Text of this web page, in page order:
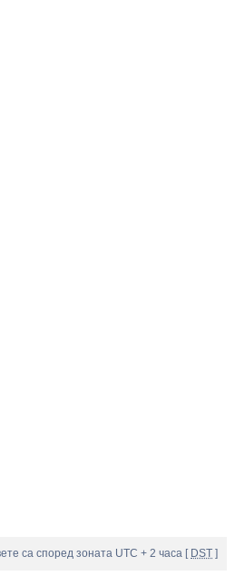
са според зоната UTC + 2 часа [ DST ]